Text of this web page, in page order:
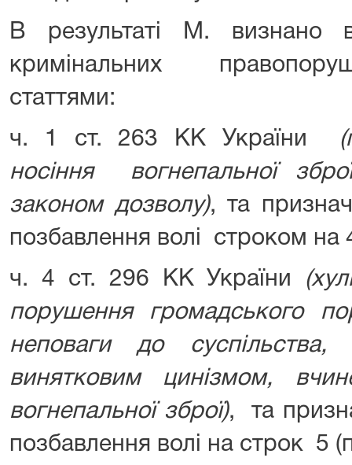
В результаті М. визнано
кримінальних
статтями:
ч. 1 ст. 263 КК України
носіння вогнепальної
законом дозволу), та
позбавлення волі строком
ч. 4 ст. 296 КК України
порушення громадського
неповаги до
винятковим цинізмом,
вогнепальної зброї), та
позбавлення волі на строк 5